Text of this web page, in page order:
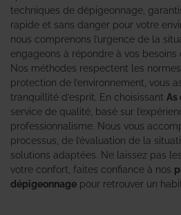
techniques de dépigeonnage,
rapide et sans danger pour votre
nous comprenons l’urgence de la
engageons à répondre à vos besoins
Nos méthodes respectent les
protection de l’environnement, vous
tranquillité d’esprit. En choisissant As
service de qualité, basé sur
professionnalisme. Nous vous
processus, de l’évaluation de la
solutions adaptées. Ne laissez pas
votre confort, faites confiance à nos
dépigeonnage pour retrouver un